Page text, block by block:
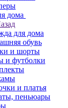
дома
для дома
обувь
и шорты
и футболки
и платья
пеньюары